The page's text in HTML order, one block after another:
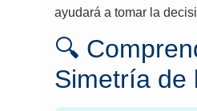
ayudará a tomar la
🔍
Simetría de